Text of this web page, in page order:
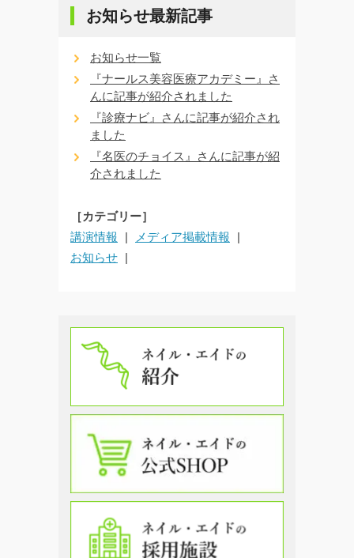
お知らせ最新記事
お知らせ一覧
『ナールス美容医療アカデミー』さ
んに記事が紹介されました
『診療ナビ』さんに記事が紹介され
ました
『名医のチョイス』さんに記事が紹
介されました
［カテゴリー］
講演情報
メディア掲載情報
お知らせ